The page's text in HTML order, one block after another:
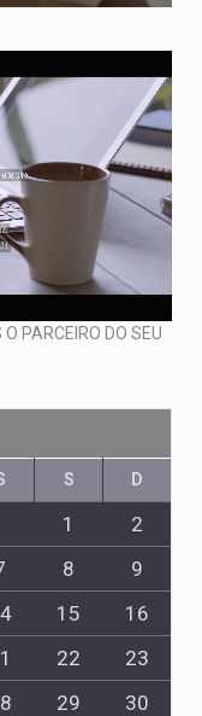
PARCEIRO DO SEU
S D
1
2
8
9
15
16
22
23
29
30